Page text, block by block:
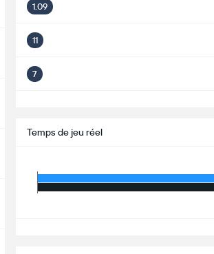
1.09
11
7
Temps de jeu réel